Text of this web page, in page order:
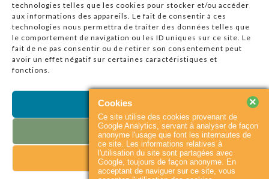
technologies telles que les cookies pour stocker et/ou accéder
aux informations des appareils. Le fait de consentir à ces
technologies nous permettra de traiter des données telles que
le comportement de navigation ou les ID uniques sur ce site. Le
fait de ne pas consentir ou de retirer son consentement peut
avoir un effet négatif sur certaines caractéristiques et
fonctions.
Accepter
Refuser
Voir les préférences
Raccourcis
Accueil
Actualités
Agenda
Plan du site
© 2026Baie du
Cotentin|Flux RSS
Contact
Mentions légales
Cookies
Ce site utilise des cookies provenant de
Google Analytics, servant à analyser de façon
anonyme l'usage que font les internautes de
ce site. Les informations relatives à
l'utilisation du site sont partagées avec
Google, toujours de façon anonyme. En
acceptant de naviguer sur ce site, vous
×